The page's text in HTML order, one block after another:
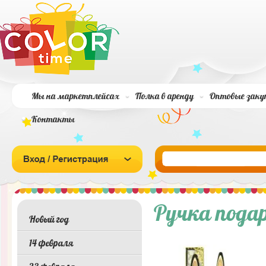
Мы на маркетплейсах Полка в аренду Оптовые
Контакты
Ручка
Новый год
14 февраля